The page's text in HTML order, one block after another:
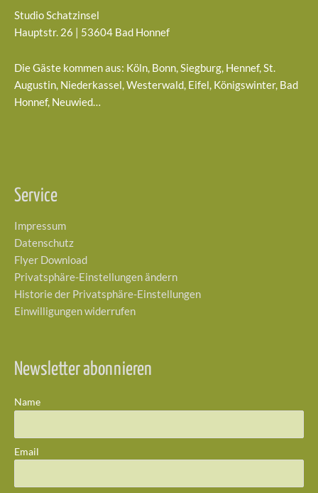
Studio Schatzinsel
Hauptstr. 26 | 53604 Bad Honnef
Die Gäste kommen aus: Köln, Bonn, Siegburg, Hennef, St.
Augustin, Niederkassel, Westerwald, Eifel, Königswinter, Bad
Honnef, Neuwied…
Service
Impressum
Datenschutz
Flyer Download
Privatsphäre-Einstellungen ändern
Historie der Privatsphäre-Einstellungen
Einwilligungen widerrufen
Newsletter abonnieren
Name
Email